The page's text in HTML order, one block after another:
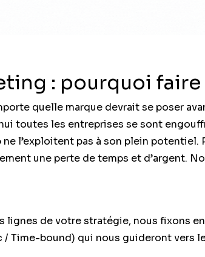
: pourquoi faire
quelle marque devrait se poser
toutes les entreprises se sont
l’exploitent pas à son plein
une perte de temps et d’argent.
lignes de votre stratégie, nous fixons
/ Time-bound) qui nous guideront vers